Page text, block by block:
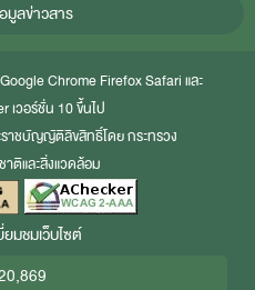
มูลข่าวสาร
Google Chrome FirefoxSafari และ
เวอร์ชั่น 10 ขึ้นไป
าชบัญญัติลิขสิทธิ์โดย กระทรวง
ติและสิ่งแวดล้อม
ยมชมเว็บไซต์